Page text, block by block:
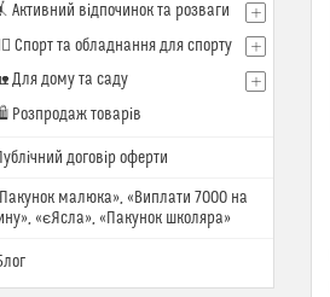
Активний відпочинок та розваги
Спорт та обладнання для спорту
Для дому та саду
Розпродаж товарів
договір оферти
малюка», «Виплати 7000 на
«єЯсла», «Пакунок школяра»